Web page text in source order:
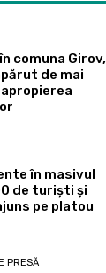
comuna Girov,
de mai
în masivul
de turiști și
pe platou
PRESĂ